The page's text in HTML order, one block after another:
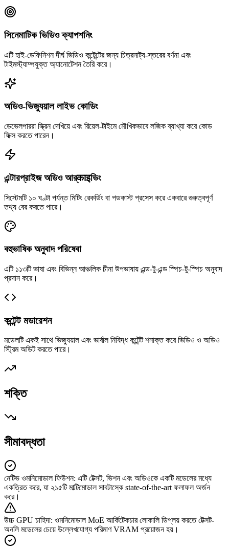
সিনেমাটিক ভিডিও ক্যাপশনিং
এটি হাই-ডেফিনিশন দীর্ঘ ভিডিও কন্টেন্টের জন্য চিত্রনাট্য-স্তরের বর্ণনা এবং
টাইমস্ট্যাম্পযুক্ত অ্যানোটেশন তৈরি করে।
অডিও-ভিজ্যুয়াল লাইভ কোডিং
ডেভেলপাররা স্ক্রিন দেখিয়ে এবং রিয়েল-টাইমে মৌখিকভাবে লজিক ব্যাখ্যা করে কোড
ফিক্স করতে পারেন।
এন্টারপ্রাইজ অডিও আর্काइভিং
সিস্টেমটি ১০ ঘণ্টা পর্যন্ত মিটিং রেকর্ডিং বা পডকাস্ট প্রসেস করে একবারে গুরুত্বপূর্ণ
তথ্য বের করতে পারে।
বহুভাষিক অনুবাদ পরিষেবা
এটি ১১৩টি ভাষা এবং বিভিন্ন আঞ্চলিক চীনা উপভাষায় এন্ড-টু-এন্ড স্পিচ-টু-স্পিচ অনুবাদ
প্রদান করে।
কন্টেন্ট মডারেশন
মডেলটি একই সাথে ভিজ্যুয়াল এবং ভার্বাল নিষিদ্ধ কন্টেন্ট শনাক্ত করে ভিডিও ও অডিও
স্ট্রিম অডিট করতে পারে।
শক্তি
সীমাবদ্ধতা
নেটিভ ওমনিমোডাল ফিউশন: এটি টেক্সট, ভিশন এবং অডিওকে একটি মডেলের মধ্যে
একত্রিত করে, যা ২১৫টি মাল্টিমোডাল সাবটাস্কে state-of-the-art ফলাফল অর্জন
করে।
উচ্চ GPU চাহিদা: ওমনিমোডাল MoE আর্কিটেকচার লোকালি ডিপ্লয় করতে টেক্সট-
অনলি মডেলের চেয়ে উল্লেখযোগ্য পরিমাণ VRAM প্রয়োজন হয়।